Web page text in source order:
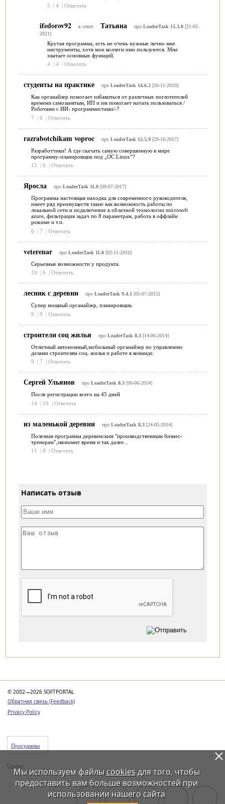
5
| 4 | Ответить
ifedorov92 в ответ Татьяна про LeaderTask 15.3.0[21-05-
2021]
Крутая программа, есть не очень нужные лично мне
инструменты, хотя мои коллеги ими пользуются. Мне
хватает основных функций.
4 | 4 | Ответить
студенты на практике про LeaderTask 14.6.2[26-11-2019]
Как органайзер помогает избавиться от различных поглотителей
времени самозанятым, ИП и им помогает начать пользоваться /
Роботами с ИИ- программистами/-?
7
| 6 | Ответить
razrabotchikam voproc про LeaderTask 12.5.9[29-10-2017]
Разработчики! А где скачать cамую совершенную в мире
программу-планировщик под „ОС Linux“?
15
| 6 | Ответить
Яросла про LeaderTask 11.0[09-07-2017]
Программа настоящая находка для современного руководителя,
имеет ряд преимуществ такие как возможность работы по
локальной сети и подключение к облачной технологии microsoft
azure, фильтрация задач по 8 параметрам, работа в оффлайн
режиме и т.п.
6
| 7 | Ответить
veterenar про LeaderTask 11.0[02-11-2016]
Серьезные возможности у продукта.
10
| 6 | Ответить
лесник с деревни про LeaderTask 9.4.1 [05-07-2015]
Супер мощный органайзер, планировщик.
9
| 9 | Ответить
строители соц жилья про LeaderTask 8.3[14-06-2014]
Отличный автономный,мобильный органайзер по управлению
делами строителям соц. жилья и работе в команде.
9
| 7 | Ответить
Сергей Ульянов про LeaderTask 8.3[06-06-2014]
После регистрации всего на 45 дней
14 | 16 | Ответить
из маленькой деревни про LeaderTask 8.3[24-05-2014]
Полезная программа деревенским "производственным бизнес-
тренерам",экономит время и так далее...
11
| 8 | Ответить
Написать отзыв
© 2002—2026 SOFTPORTAL
Обратная связь (Feedback)
Privacy Policy
Программы
Статьи
Мы используем файлы cookiesдля того, чтобы
предоставить вам больше возможностей при
использовании нашего сайта